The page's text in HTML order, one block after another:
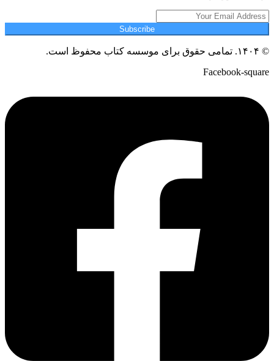
Subscribe
© ۱۴۰۴. تمامی حقوق برای موسسه کتاب محفوظ است.
Facebook-square